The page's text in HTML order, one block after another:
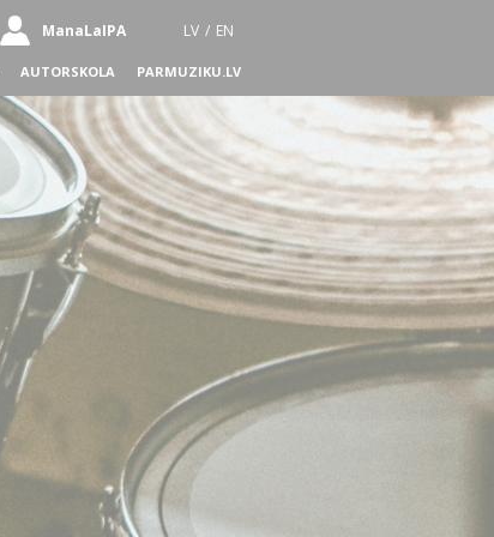
ManaLaIPA LV / EN
AUTORSKOLA PARMUZIKU.LV